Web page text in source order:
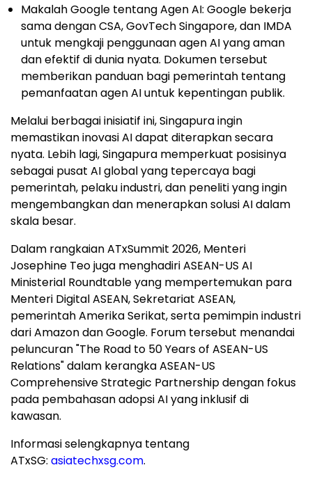
Makalah Google tentang Agen AI: Google bekerja
sama dengan CSA, GovTech Singapore, dan IMDA
untuk mengkaji penggunaan agen AI yang aman
dan efektif di dunia nyata. Dokumen tersebut
memberikan panduan bagi pemerintah tentang
pemanfaatan agen AI untuk kepentingan publik.
Melalui berbagai inisiatif ini, Singapura ingin
memastikan inovasi AI dapat diterapkan secara
nyata. Lebih lagi, Singapura memperkuat posisinya
sebagai pusat AI global yang tepercaya bagi
pemerintah, pelaku industri, dan peneliti yang ingin
mengembangkan dan menerapkan solusi AI dalam
skala besar.
Dalam rangkaian ATxSummit 2026, Menteri
Josephine Teo juga menghadiri ASEAN-US AI
Ministerial Roundtable yang mempertemukan para
Menteri Digital ASEAN, Sekretariat ASEAN,
pemerintah Amerika Serikat, serta pemimpin industri
dari Amazon dan Google. Forum tersebut menandai
peluncuran "The Road to 50 Years of ASEAN-US
Relations" dalam kerangka ASEAN-US
Comprehensive Strategic Partnership dengan fokus
pada pembahasan adopsi AI yang inklusif di
kawasan.
Informasi selengkapnya tentang
ATxSG: asiatechxsg.com.